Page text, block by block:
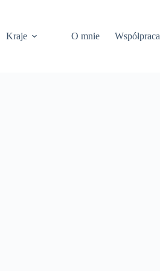
Kraje O mnie Współpraca